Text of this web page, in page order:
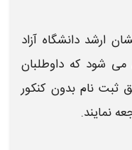
ارشد دانشگاه آزاد
می شود که داوطلبان
ثبت نام بدون کنکور
نمایند.